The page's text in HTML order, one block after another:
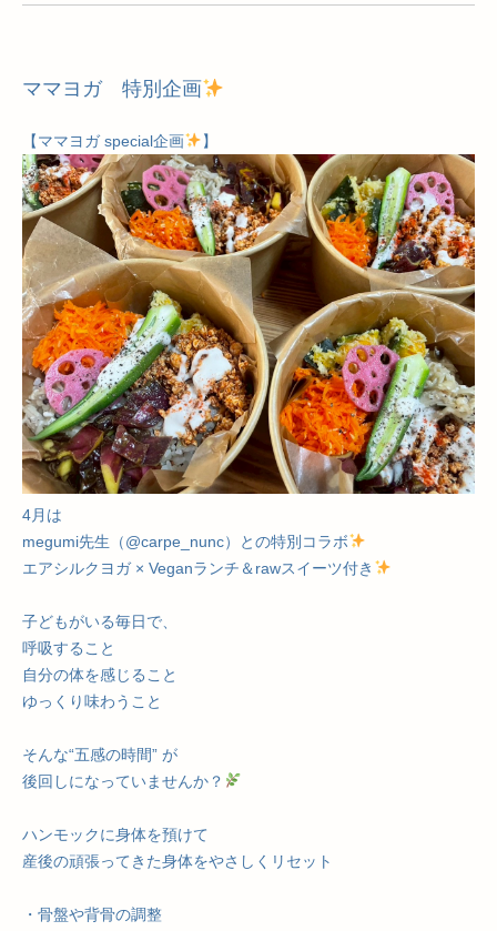
ママヨガ 特別企画
【ママヨガ special企画 】
4月は
megumi先生（@carpe_nunc）との特別コラボ
エアシルクヨガ × Veganランチ＆rawスイーツ付き
子どもがいる毎日で、
呼吸すること
自分の体を感じること
ゆっくり味わうこと
そんな“五感の時間” が
後回しになっていませんか？
ハンモックに身体を預けて
産後の頑張ってきた身体をやさしくリセット
・骨盤や背骨の調整